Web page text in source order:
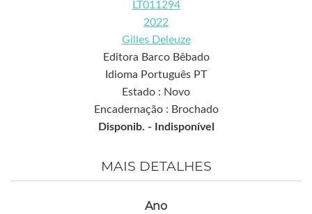
LT011294
2022
Gilles Deleuze
Editora Barco Bêbado
Idioma Português PT
Estado : Novo
Encadernação : Brochado
Disponib. -
Indisponível
MAIS DETALHES
Ano